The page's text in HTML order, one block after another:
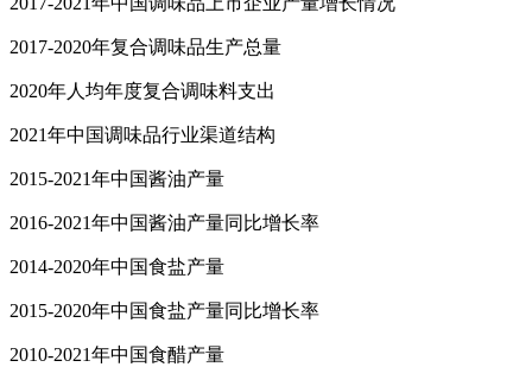
2017-2020年复合调味品生产总量
2020年人均年度复合调味料支出
2021年中国调味品行业渠道结构
2015-2021年中国酱油产量
2016-2021年中国酱油产量同比增长率
2014-2020年中国食盐产量
2015-2020年中国食盐产量同比增长率
2010-2021年中国食醋产量